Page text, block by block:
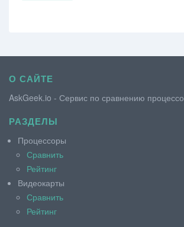
О САЙТЕ
AskGeek.io - Сервис по сравнению
РАЗДЕЛЫ
Процессоры
Сравнить
Рейтинг
Видеокарты
Сравнить
Рейтинг